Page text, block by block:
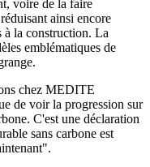
voire de la faire
ainsi encore
à la construction. La
emblématiques de
chez MEDITE
de voir la progression sur
C'est une déclaration
sans carbone est